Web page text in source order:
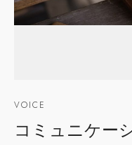
VOICE
コミュニケー